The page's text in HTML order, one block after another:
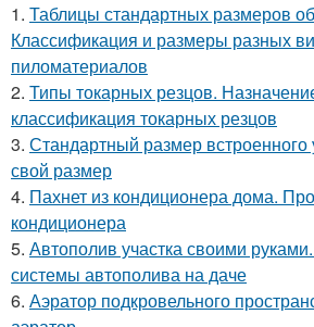
1. Таблицы стандартных размеров
Классификация и размеры разных
пиломатериалов
2. Типы токарных резцов.
классификация токарных резцов
3. Стандартный размер
свой размер
4. Пахнет из кондиционера дома.
кондиционера
5. Автополив участка своими
системы автополива на даче
6. Аэратор подкровельного